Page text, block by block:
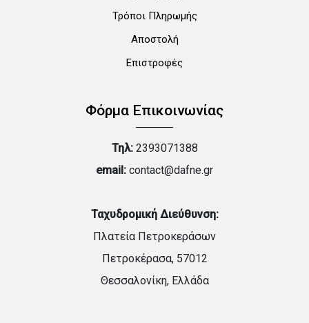
Τρόποι Πληρωμής
Αποστολή
Επιστροφές
Φόρμα Επικοινωνίας
Τηλ:2393071388
email: contact@dafne.gr
Ταχυδρομική Διεύθυνση:
Πλατεία Πετροκεράσων
Πετροκέρασα, 57012
Θεσσαλονίκη, Ελλάδα